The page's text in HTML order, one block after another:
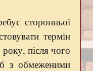
сторонньої
термін
після чого
з обмеженими